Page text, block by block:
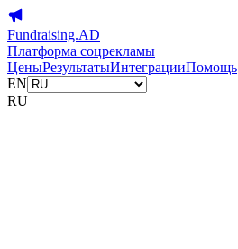
Fundraising.AD
Платформа соцрекламы
ЦеныРезультатыИнтеграцииПомощь
EN
RU